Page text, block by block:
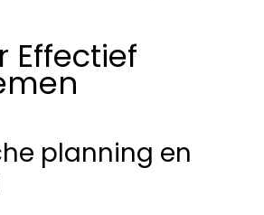
Effectief
planning en